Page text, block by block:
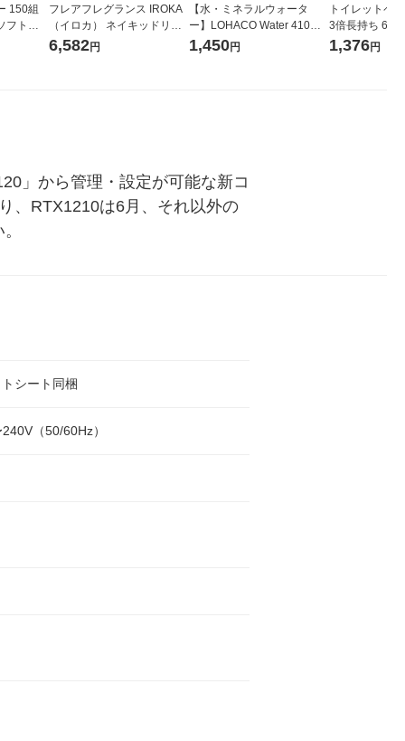
150組
フトパ
フレアフレグランス IROKA
（イロカ） ネイキッドリリ
ーの香り 柔軟剤 詰め替え 超
6,582円
【水・ミネラルウォータ
ー】LOHACO Water 410ml
1箱（20本入）ラベルレス
1,450円
トイレットペ
3倍長持ち 6ロール
紙配合 スコッ
1,376円
」から管理・設定が可能な新コ
、RTX1210は6月、それ以外の
シート同梱
（50/60Hz）